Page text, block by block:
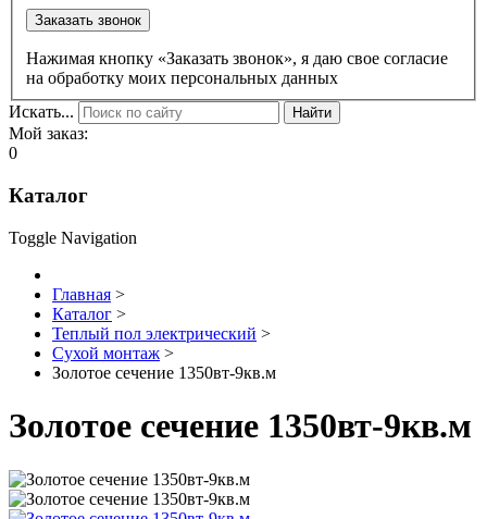
Заказать звонок
Нажимая кнопку «Заказать звонок», я даю свое согласие
на обработку моих персональных данных
Искать...
Найти
Мой заказ:
0
Каталог
Toggle Navigation
Главная >
Каталог >
Теплый пол электрический >
Сухой монтаж >
Золотое сечение 1350вт-9кв.м
Золотое сечение 1350вт-9кв.м